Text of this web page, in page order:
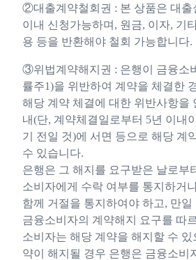
②대출계약철회권 : 본 상품은 대출
이내 신청가능하며, 원금, 이자, 기
용 등을 반환해야 철회 가능합니다.
③위법계약해지권 : 은행이 금융소
률주1)을 위반하여 계약을 체결한
해당 계약 체결에 대한 위반사항을
내(단, 계약체결일로부터 5년 이내
기 전일 것)에 서면 등으로 해당 계
수 있습니다.
은행은 그 해지를 요구받은 날로부
소비자에게 수락 여부를 통지하거
함께 거절을 통지하여야 하고, 만일
금융소비자의 계약해지 요구를 따
소비자는 해당 계약을 해지할 수 있
약이 해지될 경우 은행은 금융소비